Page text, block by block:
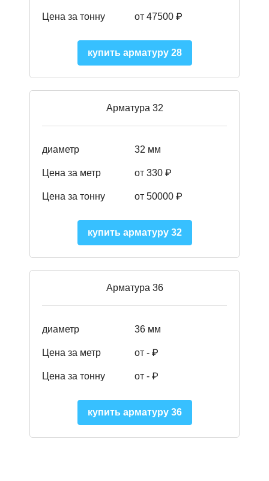
Цена за тонну от 47500 ₽
купить арматуру 28
Арматура 32
диаметр 32 мм
Цена за метр от 330 ₽
Цена за тонну от 50000 ₽
купить арматуру 32
Арматура 36
диаметр 36 мм
Цена за метр от - ₽
Цена за тонну от - ₽
купить арматуру 36